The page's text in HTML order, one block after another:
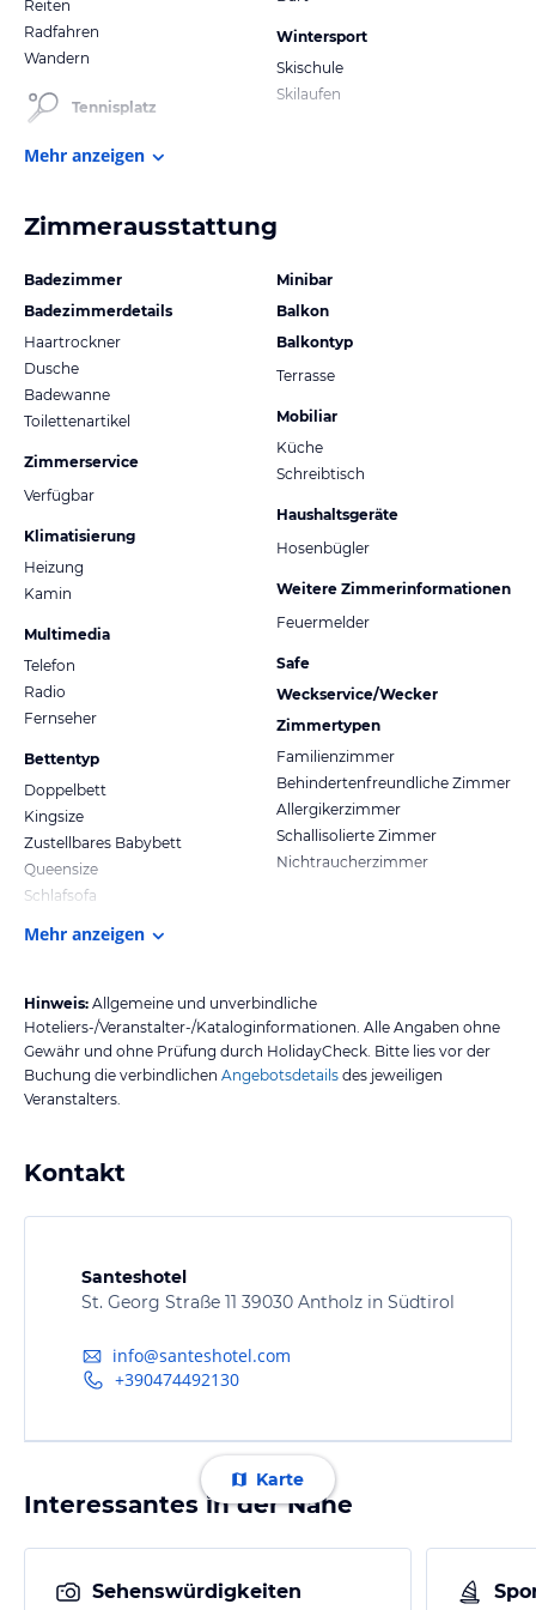
Reiten
Radfahren
Wandern
Tennisplatz
Wintersport
Skischule
Skilaufen
Mehr anzeigen
Zimmerausstattung
Badezimmer
Badezimmerdetails
Haartrockner
Dusche
Badewanne
Toilettenartikel
Zimmerservice
Verfügbar
Klimatisierung
Heizung
Kamin
Multimedia
Telefon
Radio
Fernseher
Bettentyp
Doppelbett
Kingsize
Zustellbares Babybett
Queensize
Schlafsofa
Minibar
Balkon
Balkontyp
Terrasse
Mobiliar
Küche
Schreibtisch
Haushaltsgeräte
Hosenbügler
Weitere Zimmerinformationen
Feuermelder
Safe
Weckservice/Wecker
Zimmertypen
Familienzimmer
Behindertenfreundliche Zimmer
Allergikerzimmer
Schallisolierte Zimmer
Nichtraucherzimmer
Mehr anzeigen
Hinweis: Allgemeine und unverbindliche
Hoteliers-/Veranstalter-/Kataloginformationen. Alle Angaben ohne
Gewähr und ohne Prüfung durch HolidayCheck. Bitte lies vor der
Buchung die verbindlichen Angebotsdetails des jeweiligen
Veranstalters.
Kontakt
Santeshotel
St. Georg Straße 11 39030 Antholz in Südtirol
info@santeshotel.com
+390474492130
Karte
Interessantes in der Nähe
Sehenswürdigkeiten